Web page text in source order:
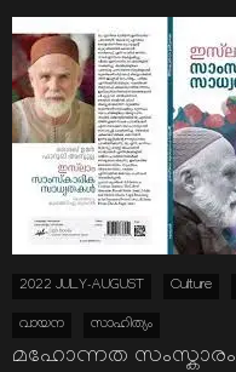
2022 JULY-AUGUST Culture
വായന സാഹിത്യം
മഹോന്നത സംസ്കാരം